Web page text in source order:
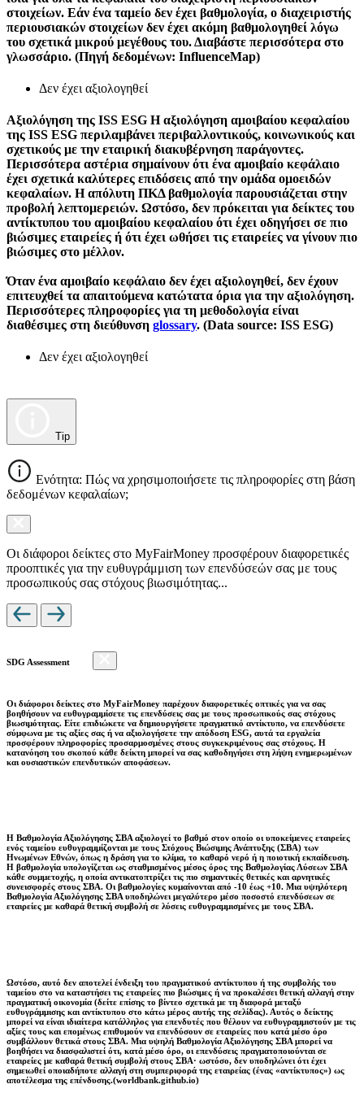
στοιχείων. Εάν ένα ταμείο δεν έχει βαθμολογία, ο διαχειριστής
περιουσιακών στοιχείων δεν έχει ακόμη βαθμολογηθεί λόγω
του σχετικά μικρού μεγέθους του. Διαβάστε περισσότερα στο
γλωσσάριο. (Πηγή δεδομένων: InfluenceMap)
Δεν έχει αξιολογηθεί
Αξιολόγηση της ISS ESG Η αξιολόγηση αμοιβαίου κεφαλαίου
της ISS ESG περιλαμβάνει περιβαλλοντικούς, κοινωνικούς και
σχετικούς με την εταιρική διακυβέρνηση παράγοντες.
Περισσότερα αστέρια σημαίνουν ότι ένα αμοιβαίο κεφάλαιο
έχει σχετικά καλύτερες επιδόσεις από την ομάδα ομοειδών
κεφαλαίων. Η απόλυτη ΠΚΔ βαθμολογία παρουσιάζεται στην
προβολή λεπτομερειών. Ωστόσο, δεν πρόκειται για δείκτες του
αντίκτυπου του αμοιβαίου κεφαλαίου ότι έχει οδηγήσει σε πιο
βιώσιμες εταιρείες ή ότι έχει ωθήσει τις εταιρείες να γίνουν πιο
βιώσιμες στο μέλλον.
Όταν ένα αμοιβαίο κεφάλαιο δεν έχει αξιολογηθεί, δεν έχουν
επιτευχθεί τα απαιτούμενα κατώτατα όρια για την αξιολόγηση.
Περισσότερες πληροφορίες για τη μεθοδολογία είναι
διαθέσιμες στη διεύθυνση glossary. (Data source: ISS ESG)
Δεν έχει αξιολογηθεί
Tip
Ενότητα: Πώς να χρησιμοποιήσετε τις πληροφορίες στη βάση
δεδομένων κεφαλαίων;
Οι διάφοροι δείκτες στο MyFairMoney προσφέρουν διαφορετικές
προοπτικές για την ευθυγράμμιση των επενδύσεών σας με τους
προσωπικούς σας στόχους βιωσιμότητας...
SDG Assessment
Οι διάφοροι δείκτες στο MyFairMoney παρέχουν διαφορετικές οπτικές για να σας
βοηθήσουν να ευθυγραμμίσετε τις επενδύσεις σας με τους προσωπικούς σας στόχους
βιωσιμότητας. Είτε επιδιώκετε να δημιουργήσετε πραγματικό αντίκτυπο, να επενδύσετε
σύμφωνα με τις αξίες σας ή να αξιολογήσετε την απόδοση ESG, αυτά τα εργαλεία
προσφέρουν πληροφορίες προσαρμοσμένες στους συγκεκριμένους σας στόχους. Η
κατανόηση του σκοπού κάθε δείκτη μπορεί να σας καθοδηγήσει στη λήψη ενημερωμένων
και ουσιαστικών επενδυτικών αποφάσεων.
Η Βαθμολογία Αξιολόγησης ΣΒΑ αξιολογεί το βαθμό στον οποίο οι υποκείμενες εταιρείες
ενός ταμείου ευθυγραμμίζονται με τους Στόχους Βιώσιμης Ανάπτυξης (ΣΒΑ) των
Ηνωμένων Εθνών, όπως η δράση για το κλίμα, το καθαρό νερό ή η ποιοτική εκπαίδευση.
Η βαθμολογία υπολογίζεται ως σταθμισμένος μέσος όρος της Βαθμολογίας Λύσεων ΣΒΑ
κάθε συμμετοχής, η οποία αντικατοπτρίζει τις πιο σημαντικές θετικές και αρνητικές
συνεισφορές στους ΣΒΑ. Οι βαθμολογίες κυμαίνονται από -10 έως +10. Μια υψηλότερη
Βαθμολογία Αξιολόγησης ΣΒΑ υποδηλώνει μεγαλύτερο μέσο ποσοστό επενδύσεων σε
εταιρείες με καθαρά θετική συμβολή σε λύσεις ευθυγραμμισμένες με τους ΣΒΑ.
Ωστόσο, αυτό δεν αποτελεί ένδειξη του πραγματικού αντίκτυπου ή της συμβολής του
ταμείου στο να καταστήσει τις εταιρείες πιο βιώσιμες ή να προκαλέσει θετική αλλαγή στην
πραγματική οικονομία (δείτε επίσης το βίντεο σχετικά με τη διαφορά μεταξύ
ευθυγράμμισης και αντίκτυπου στο κάτω μέρος αυτής της σελίδας). Αυτός ο δείκτης
μπορεί να είναι ιδιαίτερα κατάλληλος για επενδυτές που θέλουν να ευθυγραμμιστούν με τις
αξίες τους και επομένως επιθυμούν να επενδύσουν σε εταιρείες που κατά μέσο όρο
συμβάλλουν θετικά στους ΣΒΑ. Μια υψηλή Βαθμολογία Αξιολόγησης ΣΒΑ μπορεί να
βοηθήσει να διασφαλιστεί ότι, κατά μέσο όρο, οι επενδύσεις πραγματοποιούνται σε
εταιρείες με καθαρά θετική συμβολή στους ΣΒΑ· ωστόσο, δεν υποδηλώνει ότι έχει
σημειωθεί οποιαδήποτε αλλαγή στη συμπεριφορά της εταιρείας (ένας «αντίκτυπος») ως
αποτέλεσμα της επένδυσης.(worldbank.github.io)